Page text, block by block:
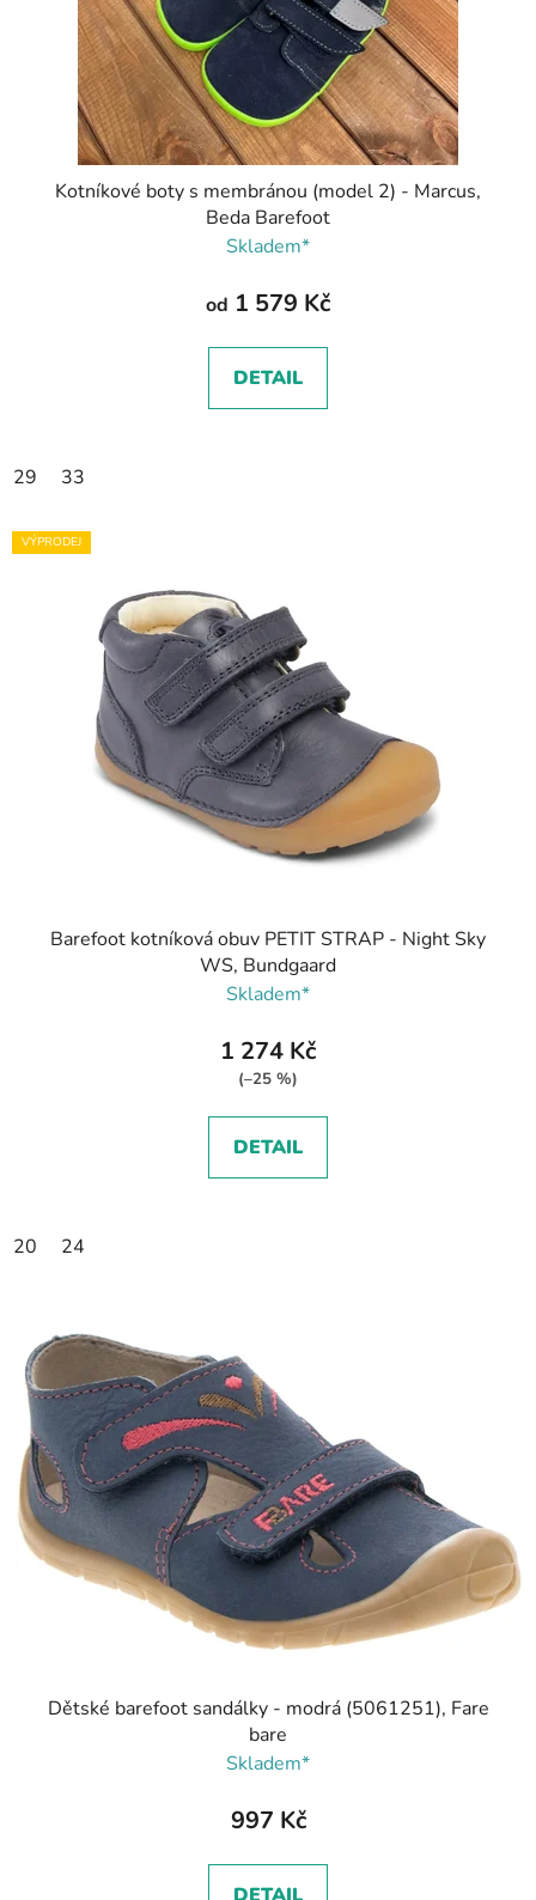
Kotníkové boty s membránou (model 2) - Marcus,
Beda Barefoot
Skladem*
od 1 579 Kč
DETAIL
29 33
VÝPRODEJ
Barefoot kotníková obuv PETIT STRAP - Night Sky
WS, Bundgaard
Skladem*
1 274 Kč
(–25 %)
DETAIL
20 24
Dětské barefoot sandálky - modrá (5061251), Fare
bare
Skladem*
997 Kč
DETAIL